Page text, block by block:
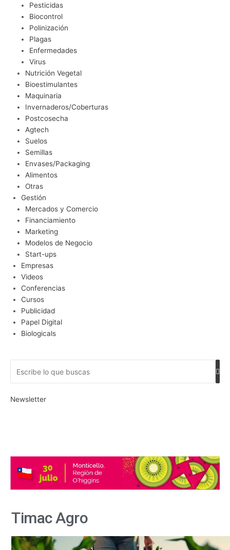
Pesticidas
Biocontrol
Polinización
Plagas
Enfermedades
Virus
Nutrición Vegetal
Bioestimulantes
Maquinaria
Invernaderos/Coberturas
Postcosecha
Agtech
Suelos
Semillas
Envases/Packaging
Alimentos
Otras
Gestión
Mercados y Comercio
Financiamiento
Marketing
Modelos de Negocio
Start-ups
Empresas
Videos
Conferencias
Cursos
Publicidad
Papel Digital
Biologicals
Newsletter
Timac Agro
Timac